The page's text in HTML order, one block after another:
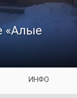
«Алые
ИНФО